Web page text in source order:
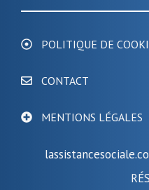
POLITIQUE DE
CONTACT
MENTIONS LÉGALES